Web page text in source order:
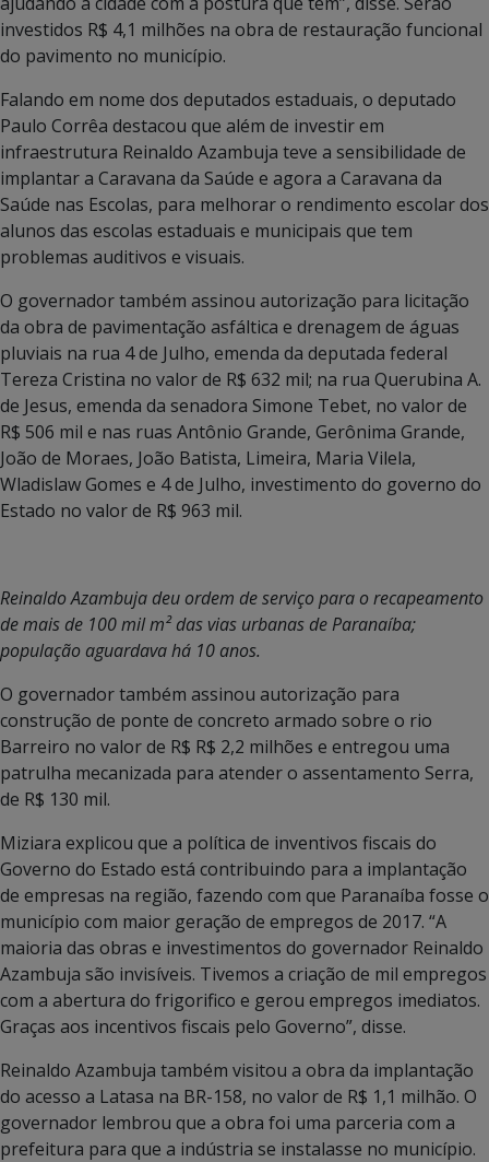
investidos R$ 4,1 milhões na obra de restauração funcional
do pavimento no município.
Falando em nome dos deputados estaduais, o deputado
Paulo Corrêa destacou que além de investir em
infraestrutura Reinaldo Azambuja teve a sensibilidade de
implantar a Caravana da Saúde e agora a Caravana da
Saúde nas Escolas, para melhorar o rendimento escolar dos
alunos das escolas estaduais e municipais que tem
problemas auditivos e visuais.
O governador também assinou autorização para licitação
da obra de pavimentação asfáltica e drenagem de águas
pluviais na rua 4 de Julho, emenda da deputada federal
Tereza Cristina no valor de R$ 632 mil; na rua Querubina A.
de Jesus, emenda da senadora Simone Tebet, no valor de
R$ 506 mil e nas ruas Antônio Grande, Gerônima Grande,
João de Moraes, João Batista, Limeira, Maria Vilela,
Wladislaw Gomes e 4 de Julho, investimento do governo do
Estado no valor de R$ 963 mil.
Reinaldo Azambuja deu ordem de serviço para o recapeamento
de mais de 100 mil m² das vias urbanas de Paranaíba;
população aguardava há 10 anos.
O governador também assinou autorização para
construção de ponte de concreto armado sobre o rio
Barreiro no valor de R$ R$ 2,2 milhões e entregou uma
patrulha mecanizada para atender o assentamento Serra,
de R$ 130 mil.
Miziara explicou que a política de inventivos fiscais do
Governo do Estado está contribuindo para a implantação
de empresas na região, fazendo com que Paranaíba fosse o
município com maior geração de empregos de 2017. “A
maioria das obras e investimentos do governador Reinaldo
Azambuja são invisíveis. Tivemos a criação de mil empregos
com a abertura do frigorifico e gerou empregos imediatos.
Graças aos incentivos fiscais pelo Governo”, disse.
Reinaldo Azambuja também visitou a obra da implantação
do acesso a Latasa na BR-158, no valor de R$ 1,1 milhão. O
governador lembrou que a obra foi uma parceria com a
prefeitura para que a indústria se instalasse no município.